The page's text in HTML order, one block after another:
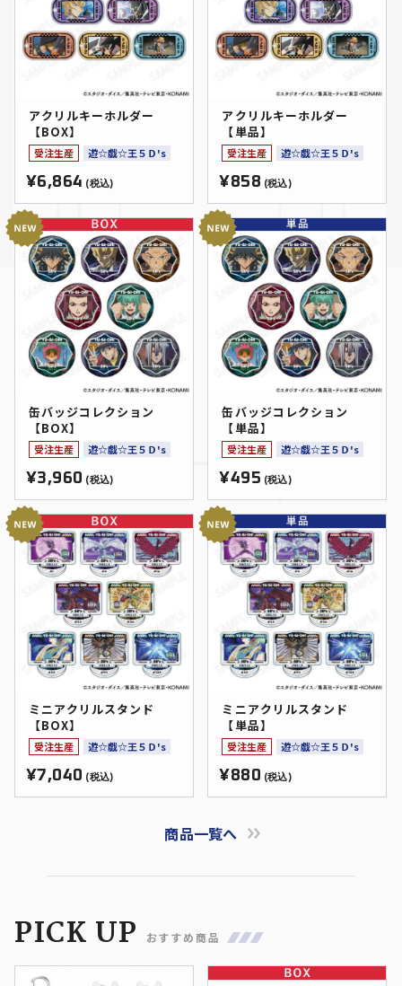
アクリルキーホルダー
【BOX】
受注生産 遊☆戯☆王５Ｄ's
¥6,864 (税込)
アクリルキーホルダー
【単品】
受注生産 遊☆戯☆王５Ｄ's
¥858 (税込)
缶バッジコレクション
【BOX】
受注生産 遊☆戯☆王５Ｄ's
¥3,960 (税込)
缶バッジコレクション
【単品】
受注生産 遊☆戯☆王５Ｄ's
¥495 (税込)
ミニアクリルスタンド
【BOX】
受注生産 遊☆戯☆王５Ｄ's
¥7,040 (税込)
ミニアクリルスタンド
【単品】
受注生産 遊☆戯☆王５Ｄ's
¥880 (税込)
商品一覧へ
PICK UP おすすめ商品